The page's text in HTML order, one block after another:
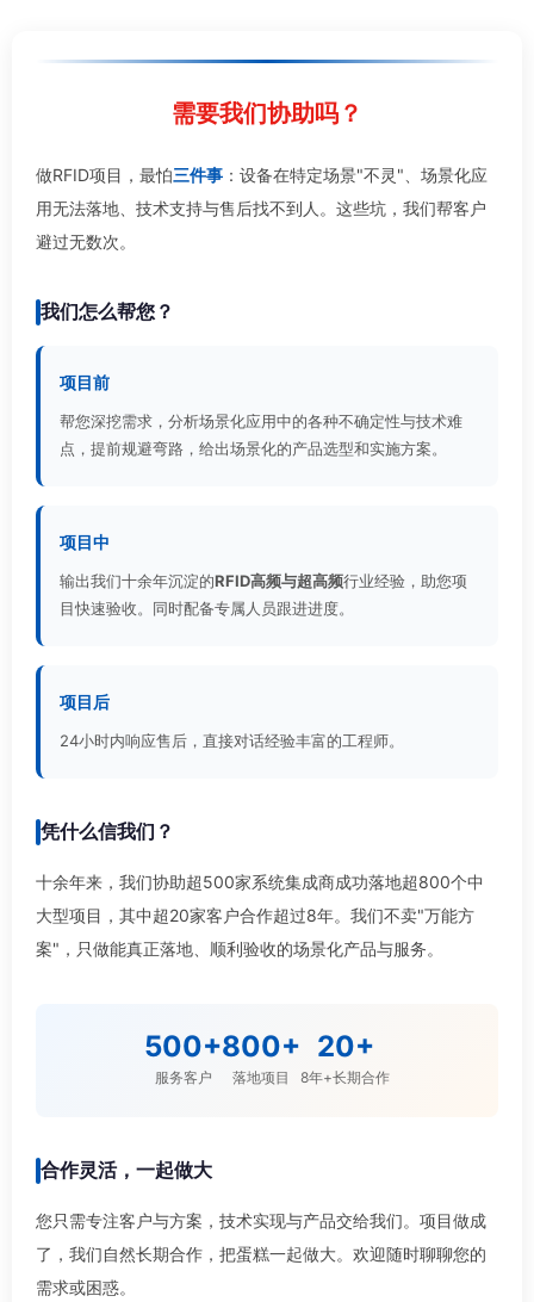
需要我们协助吗？
做RFID项目，最怕三件事 ：设备在特定场景"不灵"、场景化应
用无法落地、技术支持与售后找不到人。这些坑，我们帮客户
避过无数次。
我们怎么帮您？
项目前
帮您深挖需求，分析场景化应用中的各种不确定性与技术难
点，提前规避弯路，给出场景化的产品选型和实施方案。
项目中
输出我们十余年沉淀的RFID高频与超高频行业经验，助您项
目快速验收。同时配备专属人员跟进进度。
项目后
24小时内响应售后，直接对话经验丰富的工程师。
凭什么信我们？
十余年来，我们协助超500家系统集成商成功落地超800个中
大型项目，其中超20家客户合作超过8年。我们不卖"万能方
案"，只做能真正落地、顺利验收的场景化产品与服务。
500+
服务客户
800+
落地项目
20+
8年+长期合作
合作灵活，一起做大
您只需专注客户与方案，技术实现与产品交给我们。项目做成
了，我们自然长期合作，把蛋糕一起做大。欢迎随时聊聊您的
需求或困惑。